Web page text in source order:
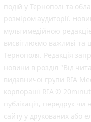
подій у Тернополі та
розміром аудиторії.
мультимедійною
висвітлюємо важливі та
Тернополя. Редакція
новини в розділ "Від
видавничої групи RIA
корпорації RIA ©
публiкацiя, передрук чи
сайту у друкованих або